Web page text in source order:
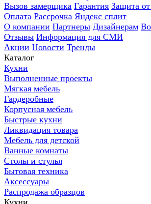
Вызов замерщика Гарантия Защита
Оплата Рассрочка Яндекс сплит
О компании Партнеры Дизайнерам
Отзывы Информация для СМИ
Акции Новости Тренды
Каталог
Кухни
Выполненные проекты
Мягкая мебель
Гардеробные
Корпусная мебель
Быстрые кухни
Ликвидация товара
Мебель для детской
Ванные комнаты
Столы и стулья
Бытовая техника
Аксессуары
Распродажа образцов
Кухни